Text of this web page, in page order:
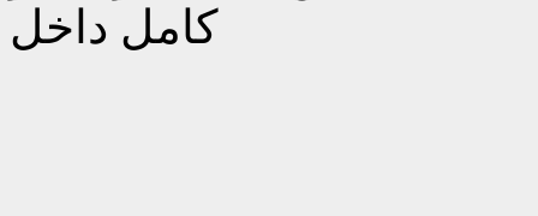
كامل داخل